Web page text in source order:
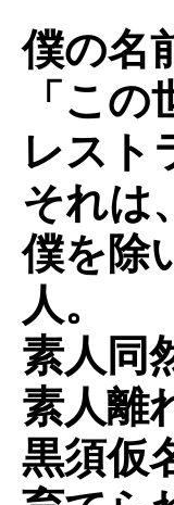
僕の名
「こ
レスト
それは
僕を除
人。
素人同
素人離
黒須仮